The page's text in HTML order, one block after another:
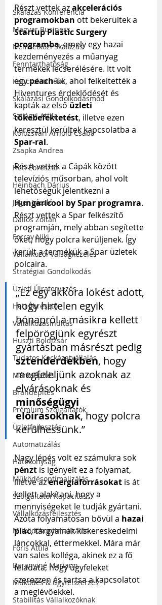
Skálázás Konferencia
Magyar Business
Nemzetközi Skálázás
Fenntarthatóság
Kapcsolati Tőke
Skálázási Gondolkodásmód
Szilágyi Attila
Kolozsvári Arnold Csaba
Zsapka Andrea
Heti Ébresztő
Heinbach Dárius
Jáger László
Dallos Zoltán
Forray Niki
Vállalkozói Válságkezelés
Stratégiai Gondolkodás
Üzleti Újratervezés
Heti Ébresztő
Vállalkozásindítás
Huszti Boldizsár
Tudatos Kockázatvállalás
Márkaépítés
Brandépítés
Prémium Szolgáltatók
Üzletfejlesztés
Automatizálás
Hatékonyság
Működésoptimalizálás
Szolgáltatói Kapacitás
Vállalkozásfejlesztés
Működésoptimalizálás
Fóris Attila
Baranyiné Mariann
Működés & ügyfélszerzés
Stabilitás Vállalkozóknak
Részt vettek az akcelerációs
programokban ott bekerültek a
Startup Plastic Surgery
programba, amely egy hazai
kezdeményezés a műanyag
termékek lecserélésére. Itt volt
egy peach-ük, ahol felkeltették a
Hiventures érdeklődését és
kapták az első üzleti
tőkebefektetést, illetve ezen
keresztül kerültek kapcsolatba a
Spar-ral.
Részt vettek a Cápák között
televíziós műsorban, ahol volt
lehetőségük jelentkezni a
Hungaricool by Spar programra.
Részt vettek a Spar felkészítő
programján, mely abban segítette
őket, hogy polcra kerüljenek. Így
került a termékük a Spar üzletek
polcaira.
„Ez egy akkora lökést adott,
hogy hirtelen egyik
hónapról a másikra kellett
felpörögjünk egyrészt
gyártásban másrészt pedig
sztenderdekben, hogy
megfeleljünk azoknak az
elvárásoknak és
minőségügyi
előírásoknak, hogy polcra
kerülhessünk.”
Nagy lépés volt ez számukra sok
pénzt is igényelt ez a folyamat,
illetve az energiaforrásokat is át
kellett alakítani, hogy a
mennyiségeket le tudják gyártani.
Azóta folyamatosan bővül a hazai
piac, tárgyalnak kiskereskedelmi
láncokkal, éttermekkel. Mára már
van sales kolléga, akinek ez a fő
feladata, hogy ügyfeleket
szerezzen és tartsa a kapcsolatot
a meglévőekkel.